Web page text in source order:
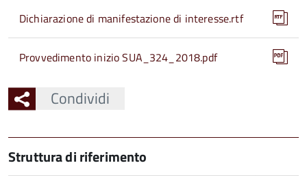
Dichiarazione di manifestazione di interesse.rtf
Provvedimento inizio SUA_324_2018.pdf
Condividi
Struttura di riferimento